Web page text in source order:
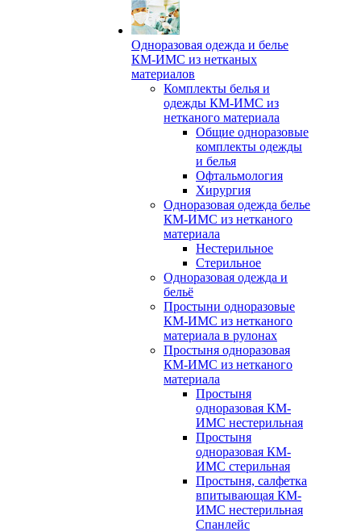
Одноразовая одежда и белье
КМ-ИМС из нетканых
материалов
Комплекты белья и
одежды КМ-ИМС из
нетканого материала
Общие одноразовые
комплекты одежды
и белья
Офтальмология
Хирургия
Одноразовая одежда белье
КМ-ИМС из нетканого
материала
Нестерильное
Стерильное
Одноразовая одежда и
бельё
Простыни одноразовые
КМ-ИМС из нетканого
материала в рулонах
Простыня одноразовая
КМ-ИМС из нетканого
материала
Простыня
одноразовая КМ-
ИМС нестерильная
Простыня
одноразовая КМ-
ИМС стерильная
Простыня, салфетка
впитывающая КМ-
ИМС нестерильная
Спанлейс